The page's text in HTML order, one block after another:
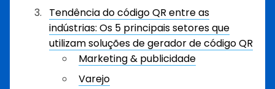
Tendência do código QR entre as
indústrias: Os 5 principais setores que
utilizam soluções de gerador de código QR
Marketing & publicidade
Varejo